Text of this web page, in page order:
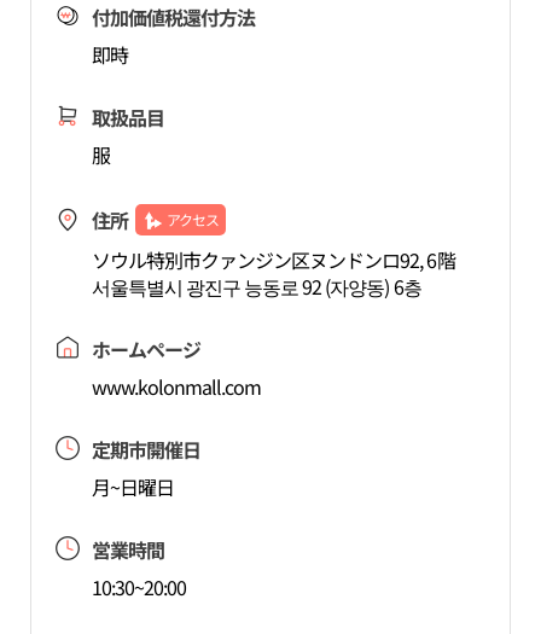
付加価値税還付方法
即時
取扱品目
服
住所 アクセス
ソウル特別市クァンジン区ヌンドンロ92, 6階
서울특별시 광진구 능동로 92 (자양동) 6층
ホームページ
www.kolonmall.com
定期市開催日
月~日曜日
営業時間
10:30~20:00